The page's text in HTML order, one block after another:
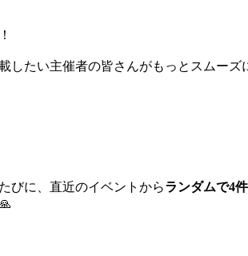
たい主催者の皆さんがもっとスムー
びに、直近のイベントからランダムで4